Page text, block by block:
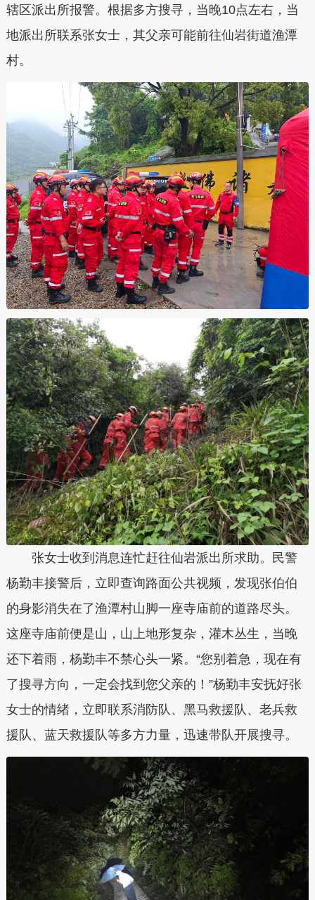
辖区派出所报警。根据多方搜寻，当晚10点左右，当
地派出所联系张女士，其父亲可能前往仙岩街道渔潭
村。
张女士收到消息连忙赶往仙岩派出所求助。民警
杨勤丰接警后，立即查询路面公共视频，发现张伯伯
的身影消失在了渔潭村山脚一座寺庙前的道路尽头。
这座寺庙前便是山，山上地形复杂，灌木丛生，当晚
还下着雨，杨勤丰不禁心头一紧。“您别着急，现在有
了搜寻方向，一定会找到您父亲的！”杨勤丰安抚好张
女士的情绪，立即联系消防队、黑马救援队、老兵救
援队、蓝天救援队等多方力量，迅速带队开展搜寻。